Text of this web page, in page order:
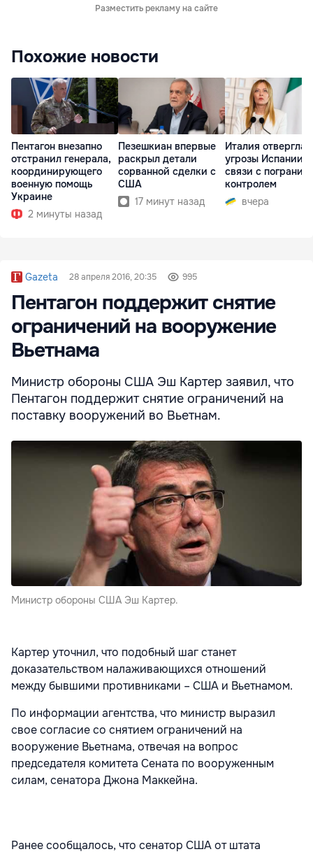
Разместить рекламу на сайте
Похожие новости
Пентагон внезапно
отстранил генерала,
координирующего
военную помощь
Украине
2 минуты назад
Пезешкиан впервые
раскрыл детали
сорванной сделки с
США
17 минут назад
Италия отвергла
угрозы Испании в
связи с
контролем
вчера
Gazeta 28 апреля 2016, 20:35 995
Пентагон поддержит снятие
ограничений на вооружение
Вьетнама
Министр обороны США Эш Картер заявил, что
Пентагон поддержит снятие ограничений на
поставку вооружений во Вьетнам.
Министр обороны США Эш Картер.
Картер уточнил, что подобный шаг станет
доказательством налаживающихся отношений
между бывшими противниками – США и Вьетнамом.
По информации агентства, что министр выразил
свое согласие со снятием ограничений на
вооружение Вьетнама, отвечая на вопрос
председателя комитета Сената по вооруженным
силам, сенатора Джона Маккейна.
Ранее сообщалось, что сенатор США от штата